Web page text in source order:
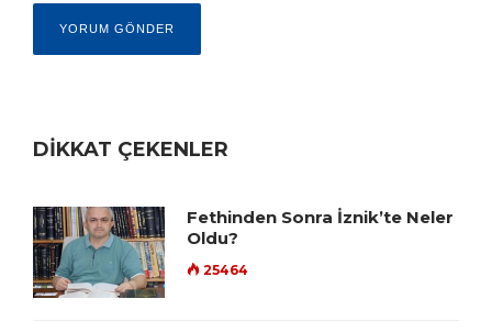
DİKKAT ÇEKENLER
Fethinden Sonra İznik’te Neler
Oldu?
25464